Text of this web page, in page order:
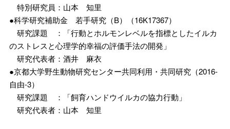
特別研究員：山本 知里
●科学研究補助金 若手研究（B）（16K17367）
研究課題 ：「行動とホルモンレベルを指標としたイルカ
のストレスと心理学的幸福の評価手法の開発」
研究代表者：酒井 麻衣
●京都大学野生動物研究センター共同利用・共同研究（2016-
自由-3）
研究課題 ：「飼育ハンドウイルカの協力行動」
研究代表者：山本 知里